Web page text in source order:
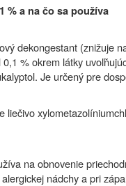
% a na čo sa používa
dekongestant (znižuje
% okrem látky
Je určený pre
liečivo
na obnovenie
nádchy a pri